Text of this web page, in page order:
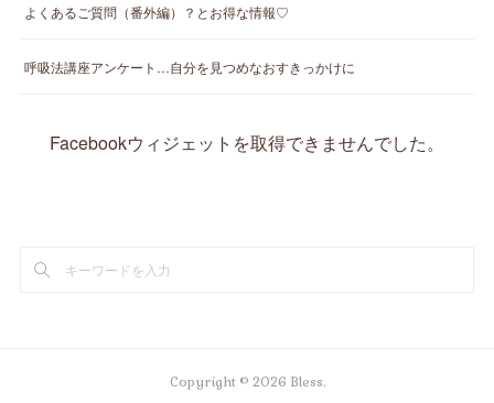
よくあるご質問（番外編）？とお得な情報♡
呼吸法講座アンケート…自分を見つめなおすきっかけに
Facebookウィジェットを取得できませんでした。
Copyright © 2026 Bless.